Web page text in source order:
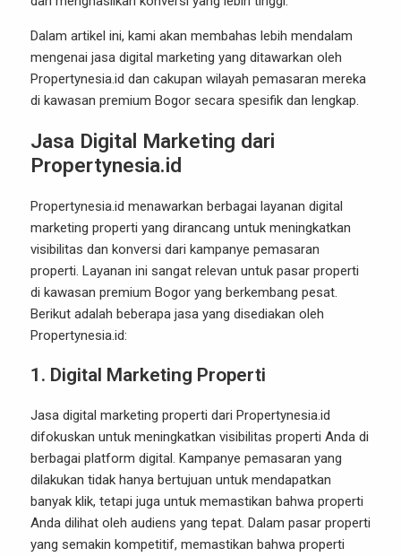
Dalam artikel ini, kami akan membahas lebih mendalam
mengenai jasa digital marketing yang ditawarkan oleh
Propertynesia.id dan cakupan wilayah pemasaran mereka
di kawasan premium Bogor secara spesifik dan lengkap.
Jasa Digital Marketing dari
Propertynesia.id
Propertynesia.id menawarkan berbagai layanan digital
marketing properti yang dirancang untuk meningkatkan
visibilitas dan konversi dari kampanye pemasaran
properti. Layanan ini sangat relevan untuk pasar properti
di kawasan premium Bogor yang berkembang pesat.
Berikut adalah beberapa jasa yang disediakan oleh
Propertynesia.id:
1. Digital Marketing Properti
Jasa digital marketing properti dari Propertynesia.id
difokuskan untuk meningkatkan visibilitas properti Anda di
berbagai platform digital. Kampanye pemasaran yang
dilakukan tidak hanya bertujuan untuk mendapatkan
banyak klik, tetapi juga untuk memastikan bahwa properti
Anda dilihat oleh audiens yang tepat. Dalam pasar properti
yang semakin kompetitif, memastikan bahwa properti